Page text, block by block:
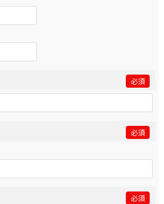
必須
必須
必須